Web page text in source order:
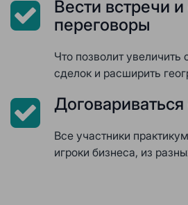
Вести встречи
переговоры
Что позволит увеличить
сделок и расширить
Все участники
игроки бизнеса, из